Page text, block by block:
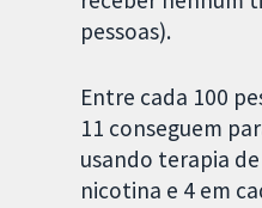
pessoas).
Entre cada 100
11 conseguem
usando terapia
nicotina e 4 em